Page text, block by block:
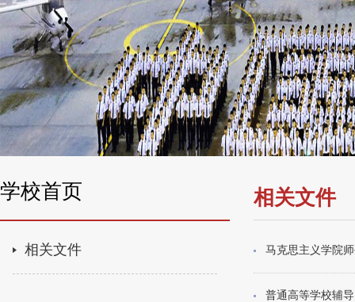
学校首页
相关文件
相关文件
马克思主义学院
普通高等学校辅